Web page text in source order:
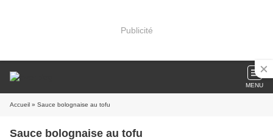
Publicité
MENU
Accueil » Sauce bolognaise au tofu
Sauce bolognaise au tofu